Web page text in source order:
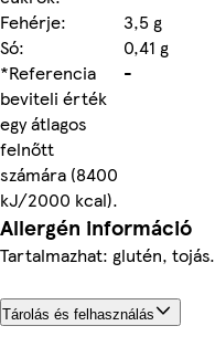
Fehérje:
3,5 g
Só:
0,41 g
*Referencia
beviteli érték
egy átlagos
felnőtt
számára (8400
kJ/2000 kcal).
-
Allergén információ
Tartalmazhat: glutén, tojás.
Tárolás és felhasználás